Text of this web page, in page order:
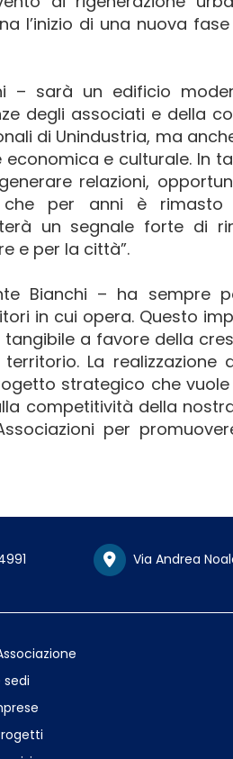
l’inizio di una nuova
– sarà un edificio
degli associati e della
di Unindustria, ma
e culturale. In
relazioni,
che per anni è
un segnale forte di
e per la città”.
Bianchi – ha sempre
in cui opera. Questo
a favore della
La
strategico che
competitività della
per
Via Andrea
sedi